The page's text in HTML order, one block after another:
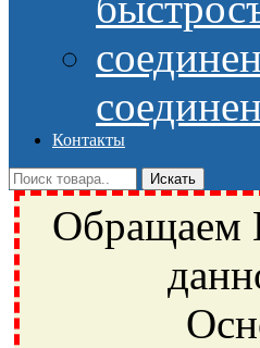
Контакты
Обращаем